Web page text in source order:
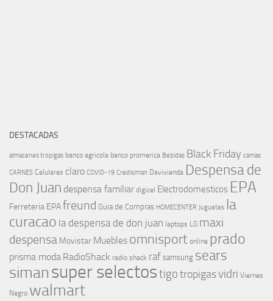
DESTACADAS
almacenes tropigas banco agricola banco promerica Bebidas Black Friday camas
CARNES Celulares claro COVID-19 Credisiman Davivienda Despensa de
Don Juan despensa familiar digicel Electrodomesticos EPA
Ferreteria EPAfreund Guia de Compras HOMECENTER Juguetes la
curacao la despensa de don juan laptops LG maxi
despensa Movistar Muebles omnisport online prado
prisma moda RadioShack radio shack raf samsung sears
simansuper selectostigotropigasvidri Viernes
Negro walmart